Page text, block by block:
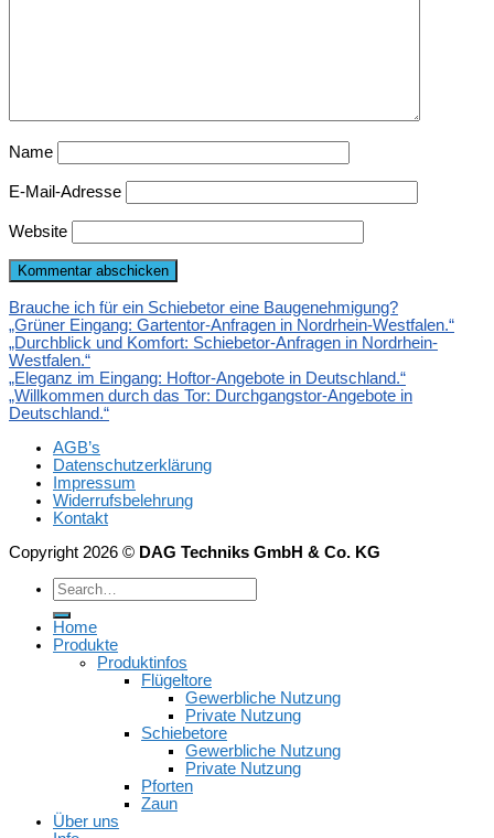
Name
E-Mail-Adresse
Website
Brauche ich für ein Schiebetor eine Baugenehmigung?
„Grüner Eingang: Gartentor-Anfragen in Nordrhein-Westfalen.“
„Durchblick und Komfort: Schiebetor-Anfragen in Nordrhein-
Westfalen.“
„Eleganz im Eingang: Hoftor-Angebote in Deutschland.“
„Willkommen durch das Tor: Durchgangstor-Angebote in
Deutschland.“
AGB’s
Datenschutzerklärung
Impressum
Widerrufsbelehrung
Kontakt
Copyright 2026 © DAG Techniks GmbH & Co. KG
Home
Produkte
Produktinfos
Flügeltore
Gewerbliche Nutzung
Private Nutzung
Schiebetore
Gewerbliche Nutzung
Private Nutzung
Pforten
Zaun
Über uns